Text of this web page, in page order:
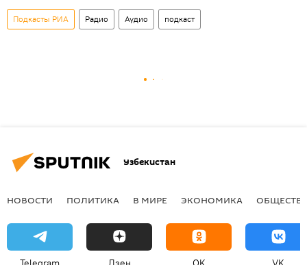
Подкасты РИА Радио Аудио подкаст
Узбекистан
НОВОСТИ ПОЛИТИКА В МИРЕ ЭКОНОМИКА